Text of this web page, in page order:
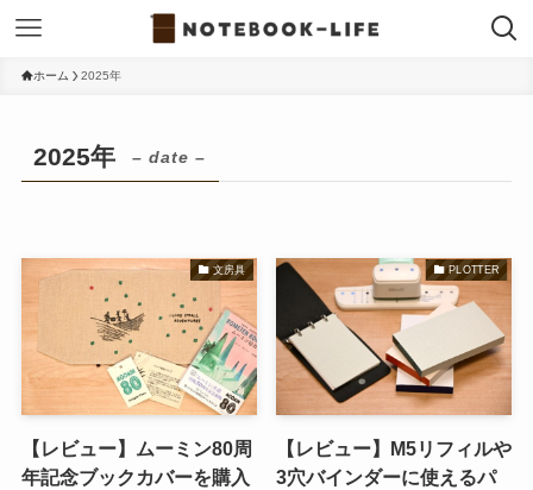
ホーム 2025年
2025年 – date –
文房具
【レビュー】ムーミン80周
年記念ブックカバーを購入
PLOTTER
【レビュー】M5リフィルや
3穴バインダーに使えるパ